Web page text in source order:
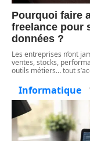
Pourquoi faire
freelance pour
données ?
Les entreprises n’ont
ventes, stocks,
outils métiers… tout
Informatique